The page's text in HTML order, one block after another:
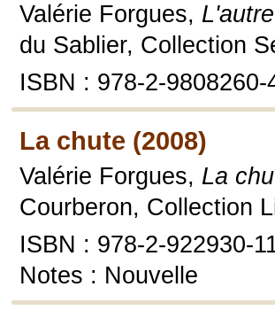
Valérie Forgues,
du Sablier, Collection
ISBN : 978-2-9808260-
La chute (2008)
Valérie Forgues, La
Courberon, Collection
ISBN : 978-2-922930-
Notes : Nouvelle